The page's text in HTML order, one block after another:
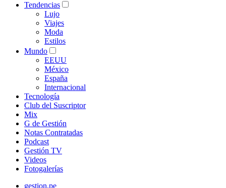
Tendencias
Lujo
Viajes
Moda
Estilos
Mundo
EEUU
México
España
Internacional
Tecnología
Club del Suscriptor
Mix
G de Gestión
Notas Contratadas
Podcast
Gestión TV
Videos
Fotogalerías
gestion.pe